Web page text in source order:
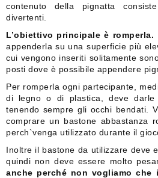
contenuto della pignatta
divertenti.
L’obiettivo principale è romperla.
appenderla su una superficie più
cui vengono inseriti solitamente
posti dove è possibile appendere
Per romperla ogni partecipante,
di legno o di plastica, deve
tenendo sempre gli occhi bendati.
comprare un bastone abbastanza
perch`venga utilizzato durante il
Inoltre il bastone da utilizzare deve
quindi non deve essere molto
anche perché non vogliamo